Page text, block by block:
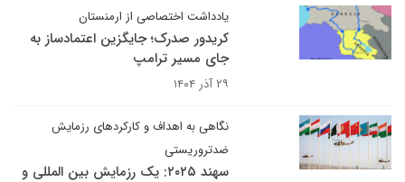
یادداشت اختصاصی از ارمنستان
کریدور صدرک؛ جایگزین اعتمادساز به
جای مسیر ترامپ
۲۹ آذر ۱۴۰۴
نگاهی به اهداف و کارکردهای رزمایش
ضدتروریستی
سهند ۲۰۲۵: یک رزمایش بین المللی و